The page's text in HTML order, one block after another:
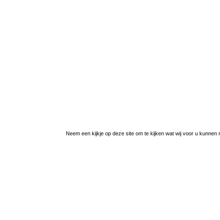
Neem een kijkje op deze site om te kijken wat wij voor u kunnen